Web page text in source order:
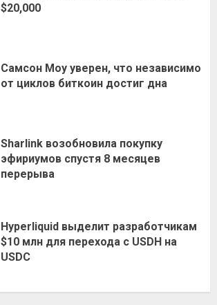
$20,000
Самсон Моу уверен, что независимо
от циклов биткоин достиг дна
Sharlink возобновила покупку
эфириумов спустя 8 месяцев
перерыва
Hyperliquid выделит разработчикам
$10 млн для перехода с USDH на
USDC